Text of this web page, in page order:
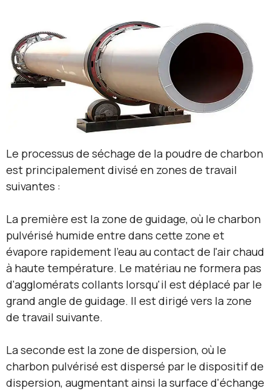
Le processus de séchage de la poudre de charbon
est principalement divisé en zones de travail
suivantes :
La première est la zone de guidage, où le charbon
pulvérisé humide entre dans cette zone et
évapore rapidement l'eau au contact de l'air chaud
à haute température. Le matériau ne formera pas
d'agglomérats collants lorsqu'il est déplacé par le
grand angle de guidage. Il est dirigé vers la zone
de travail suivante.
La seconde est la zone de dispersion, où le
charbon pulvérisé est dispersé par le dispositif de
dispersion, augmentant ainsi la surface d'échange